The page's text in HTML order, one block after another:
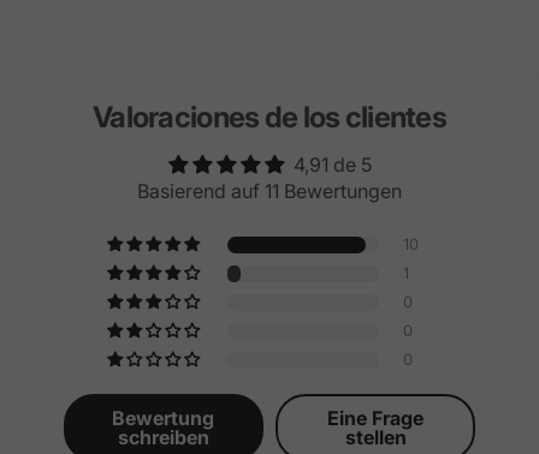
Valoraciones de los clientes
4,91 de 5
Basierend auf 11 Bewertungen
10
1
0
0
0
Bewertung
schreiben
Eine Frage
stellen